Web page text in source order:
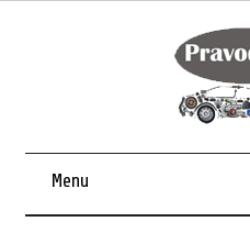
Menu